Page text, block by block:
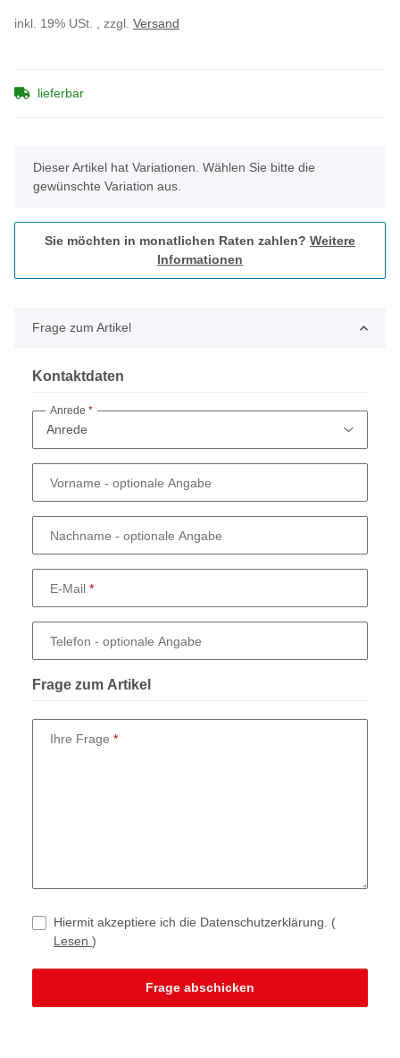
inkl. 19% USt. , zzgl. Versand
lieferbar
x
Dieser Artikel hat Variationen. Wählen Sie bitte die
gewünschte Variation aus.
Sie möchten in monatlichen Raten zahlen? Weitere
Informationen
Frage zum Artikel
Kontaktdaten
Anrede
Vorname - optionale Angabe
Nachname - optionale Angabe
E-Mail
Telefon - optionale Angabe
Frage zum Artikel
Ihre Frage
Hiermit akzeptiere ich die Datenschutzerklärung. (
Lesen )
Frage abschicken